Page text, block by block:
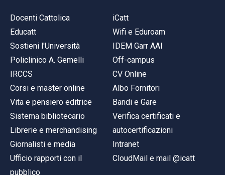
Docenti Cattolica
Educatt
Sostieni l'Università
Policlinico A. Gemelli
IRCCS
Corsi e master online
Vita e pensiero editrice
Sistema bibliotecario
Librerie e merchandising
Giornalisti e media
Ufficio rapporti con il
pubblico
iCatt
Wifi e Eduroam
IDEM Garr AAI
Off-campus
CV Online
Albo Fornitori
Bandi e Gare
Verifica certificati e
autocertificazioni
Intranet
CloudMail e mail @icatt